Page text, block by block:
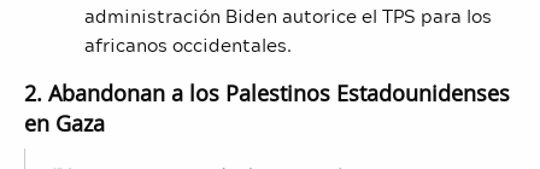
administración Biden autorice el TPS para los
africanos occidentales.
2. Abandonan a los Palestinos Estadounidenses
en Gaza